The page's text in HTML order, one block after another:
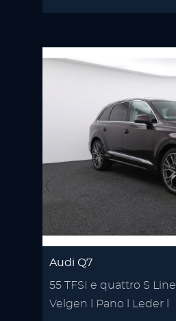
Audi Q7
55 TFSI e quattro S Line
Velgen l Pano l Leder l